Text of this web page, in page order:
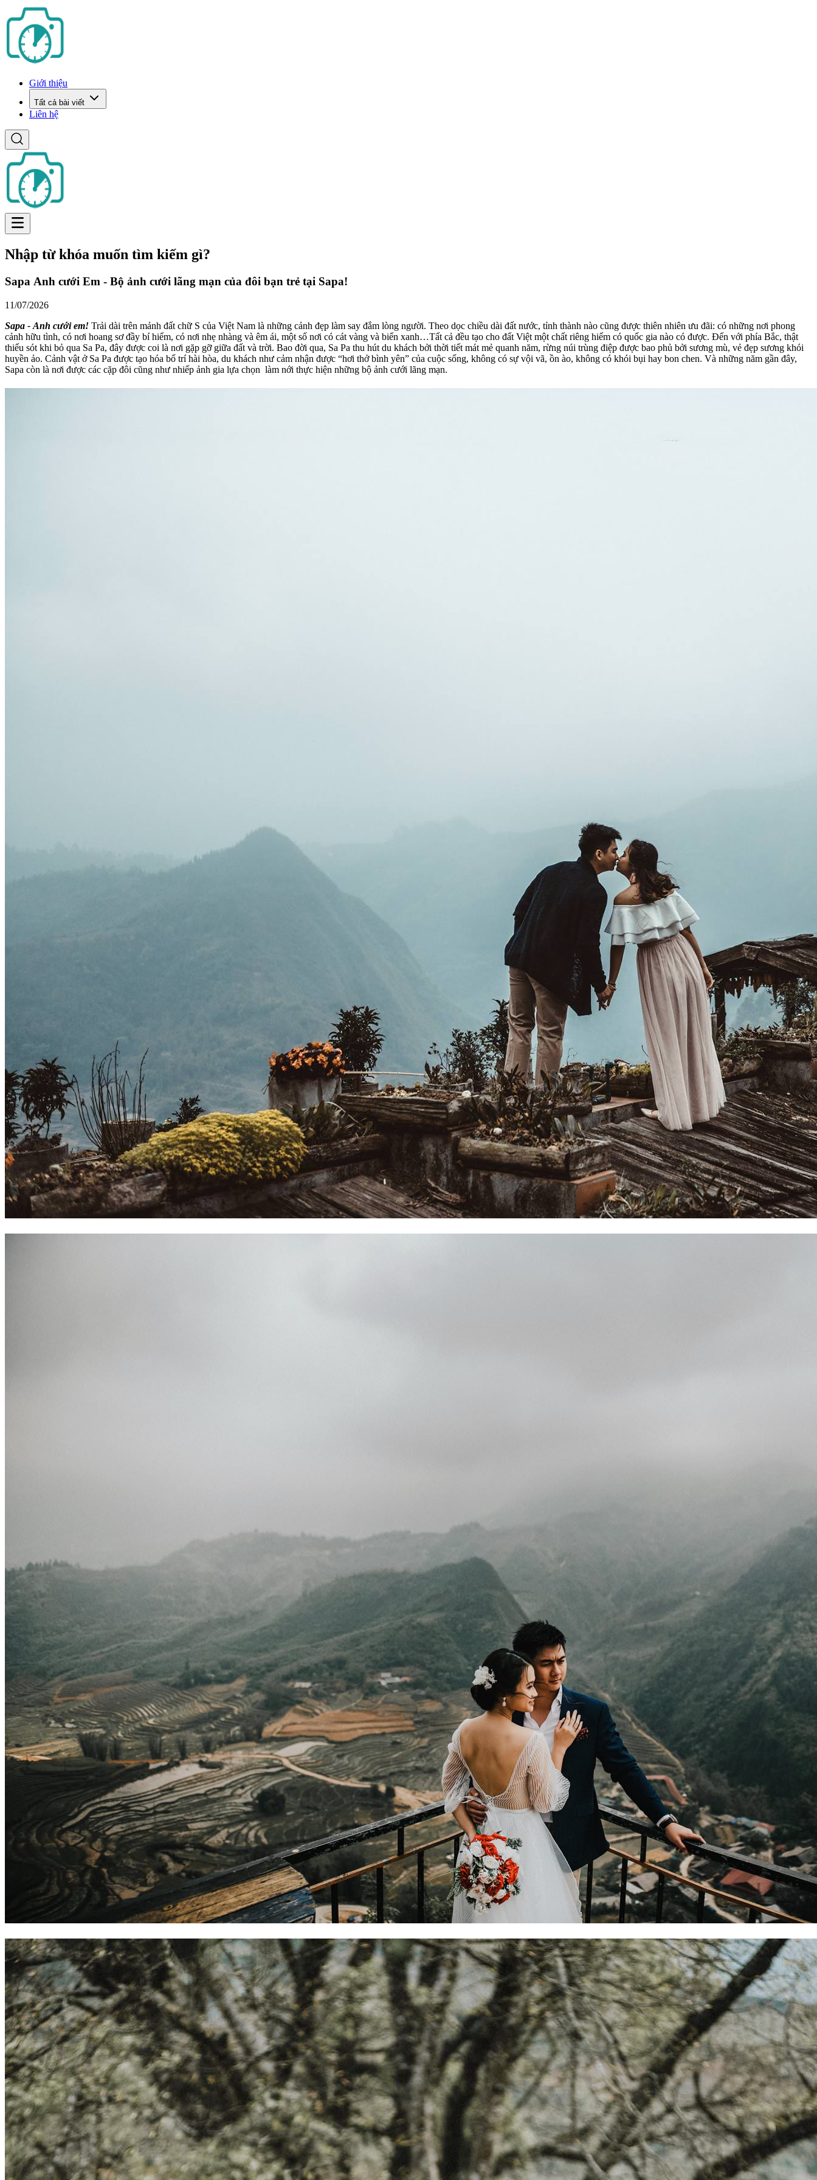
Giới thiệu
Tất cả bài viết
Liên hệ
Nhập từ khóa muốn tìm kiếm gì?
Sapa Anh cưới Em - Bộ ảnh cưới lãng mạn của đôi bạn trẻ tại Sapa!
11/07/2026
Sapa - Anh cưới em!
cảnh hữu tình, có nơi hoang sơ đầy bí hiểm, có nơi nhẹ nhàng và êm ái, một số nơi có cát vàng và biển xanh…Tất cả đều tạo cho đất Việt một chất riêng hiếm có quốc gia nào có được. Đến với phía Bắc, thật
thiếu sót khi bỏ qua Sa Pa, đây được coi là nơi gặp gỡ giữa đất và trời. Bao đời qua, Sa Pa thu hút du khách bởi thời tiết mát mẻ quanh năm, rừng núi trùng điệp được bao phủ bởi sương mù, vẻ đẹp sương khói
huyền ảo. Cảnh vật ở Sa Pa được tạo hóa bố trí hài hòa, du khách như cảm nhận được “hơi thở bình yên” của cuộc sống, không có sự vội vã, ồn ào, không có khói bụi hay bon chen. Và những năm gần đây,
Sapa còn là nơi được các cặp đôi cũng như nhiếp ảnh gia lựa chọn làm nới thực hiện những bộ ảnh cưới lãng mạn.